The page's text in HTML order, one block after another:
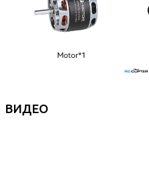
ВИДЕО